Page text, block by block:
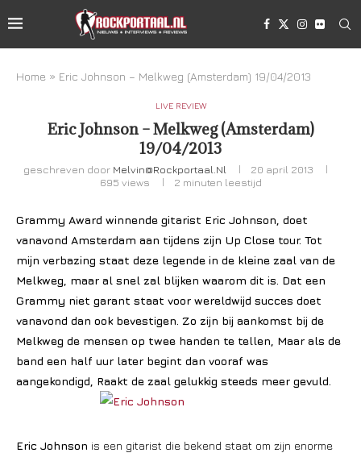
Home » Eric Johnson – Melkweg (Amsterdam) 19/04/2013
LIVE REVIEW
Eric Johnson – Melkweg (Amsterdam)
19/04/2013
geschreven door Melvin@rockportaal.nl
20 april 2013
695 views 2 minuten leestijd
Grammy Award winnende gitarist Eric Johnson, doet
vanavond Amsterdam aan tijdens zijn Up Close tour. Tot
mijn verbazing staat deze legende in de kleine zaal van de
Melkweg, maar al snel zal blijken waarom dit is. Dat een
Grammy niet garant staat voor wereldwijd succes doet
vanavond dan ook bevestigen. Zo zijn bij aankomst bij de
Melkweg de mensen op twee handen te tellen, Maar als de
band een half uur later begint dan vooraf was
aangekondigd, Raakt de zaal gelukkig steeds meer gevuld.
Eric Johnson is een gitarist die bekend staat om zijn enorme